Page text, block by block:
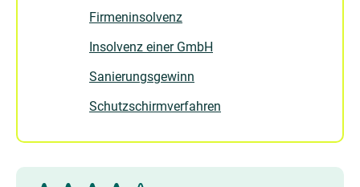
Firmeninsolvenz
Insolvenz einer GmbH
Sanierungsgewinn
Schutzschirmverfahren